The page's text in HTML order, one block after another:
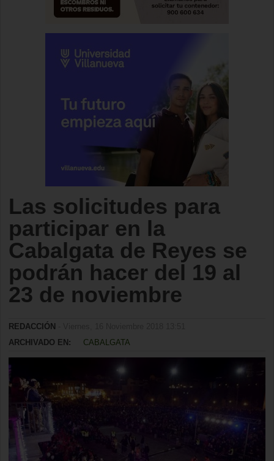
Las solicitudes para
participar en la
Cabalgata de Reyes se
podrán hacer del 19 al
23 de noviembre
REDACCIÓN
ARCHIVADO EN:
CABALGATA